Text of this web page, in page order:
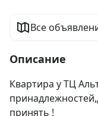
Все
Описание
Квартира у ТЦ
принять !